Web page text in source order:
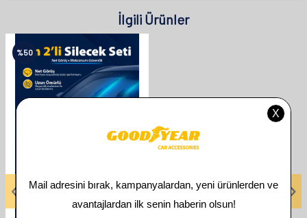
İlgili Ürünler
%50